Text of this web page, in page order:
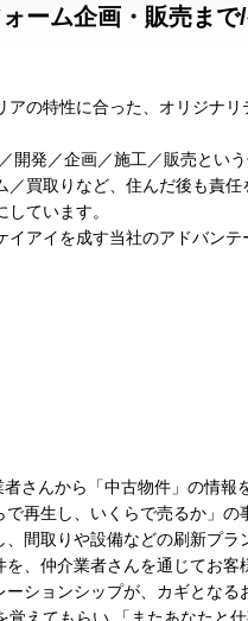
ーム企画・販売まで
の特性に合った、オリジナ
開発／企画／施工／販売とい
買取りなど、住んだ後も責任
ています。
アイを成す当社のアドバンテ
さんから「中古物件」の情報
再生し、いくらで売るか」の
間取りや設備などの刷新プラ
、仲介業者さんを通じてお客
ションシップが、カギとなる